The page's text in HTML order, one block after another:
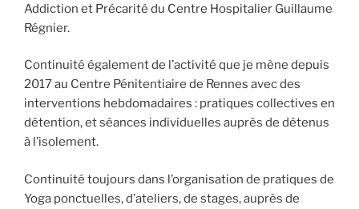
Addiction et Précarité du Centre Hospitalier Guillaume
Régnier.
Continuité également de l’activité que je mène depuis
2017 au Centre Pénitentiaire de Rennes avec des
interventions hebdomadaires : pratiques collectives en
détention, et séances individuelles auprès de détenus
à l’isolement.
Continuité toujours dans l’organisation de pratiques de
Yoga ponctuelles, d’ateliers, de stages, auprès de